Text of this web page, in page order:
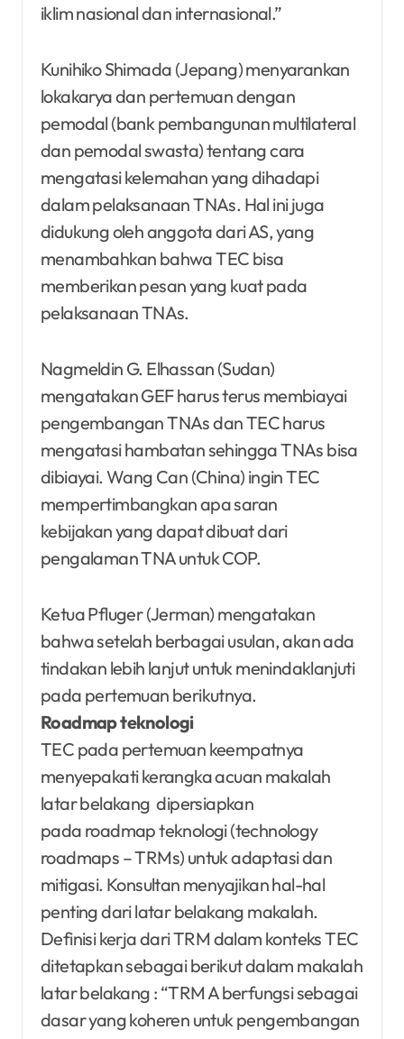
iklim nasional dan internasional.”
Kunihiko Shimada (Jepang) menyarankan
lokakarya dan pertemuan dengan
pemodal (bank pembangunan multilateral
dan pemodal swasta) tentang cara
mengatasi kelemahan yang dihadapi
dalam pelaksanaan TNAs. Hal ini juga
didukung oleh anggota dari AS, yang
menambahkan bahwa TEC bisa
memberikan pesan yang kuat pada
pelaksanaan TNAs.
Nagmeldin G. Elhassan (Sudan)
mengatakan GEF harus terus membiayai
pengembangan TNAs dan TEC harus
mengatasi hambatan sehingga TNAs bisa
dibiayai. Wang Can (China) ingin TEC
mempertimbangkan apa saran
kebijakan yang dapat dibuat dari
pengalaman TNA untuk COP.
Ketua Pfluger (Jerman) mengatakan
bahwa setelah berbagai usulan, akan ada
tindakan lebih lanjut untuk menindaklanjuti
pada pertemuan berikutnya.
Roadmap teknologi
TEC pada pertemuan keempatnya
menyepakati kerangka acuan makalah
latar belakang dipersiapkan
pada roadmap teknologi (technology
roadmaps – TRMs) untuk adaptasi dan
mitigasi. Konsultan menyajikan hal-hal
penting dari latar belakang makalah.
Definisi kerja dari TRM dalam konteks TEC
ditetapkan sebagai berikut dalam makalah
latar belakang : “TRM A berfungsi sebagai
dasar yang koheren untuk pengembangan